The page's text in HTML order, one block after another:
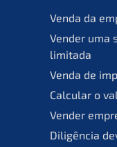
Venda da
Vender uma
limitada
Venda de
Calcu­lar o
Vender
Diligên­cia